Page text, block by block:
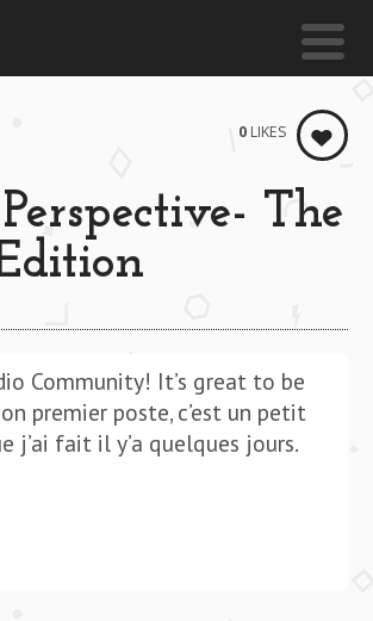
**** GANGSTER MUSIC ****
The
0 LIKES
Community! It’s great to be
premier poste, c’est un petit
j’ai fait il y’a quelques jours.